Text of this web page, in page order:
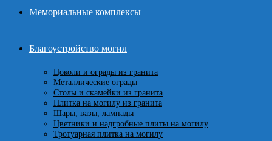
Мемориальные комплексы
Благоустройство могил
Цоколи и ограды из гранита
Металлические ограды
Столы и скамейки из гранита
Плитка на могилу из гранита
Шары, вазы, лампады
Цветники и надгробные плиты на могилу
Тротуарная плитка на могилу